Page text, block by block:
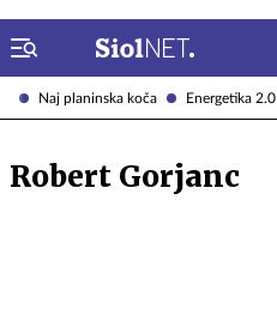
Naj planinska koča Energetika 2.0
Robert Gorjanc